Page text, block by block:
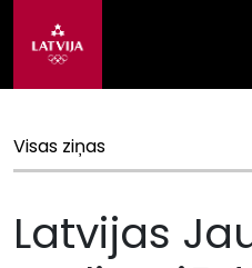
Visas ziņas
Latvijas